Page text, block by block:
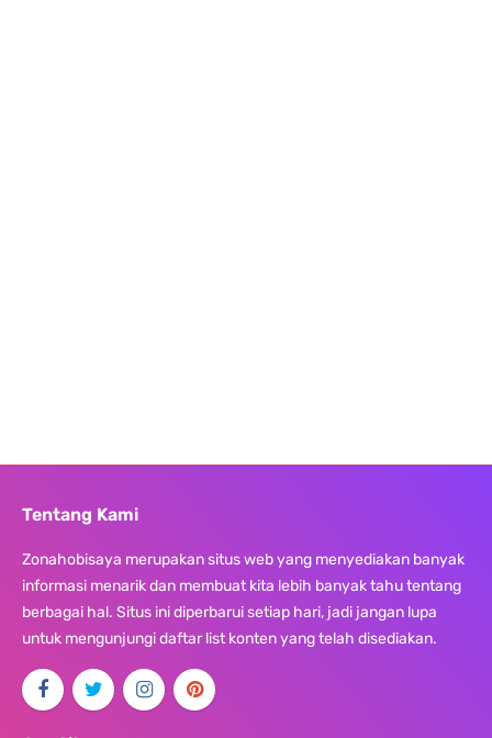
Tentang Kami
Zonahobisaya merupakan situs web yang menyediakan banyak
informasi menarik dan membuat kita lebih banyak tahu tentang
berbagai hal. Situs ini diperbarui setiap hari, jadi jangan lupa
untuk mengunjungi daftar list konten yang telah disediakan.